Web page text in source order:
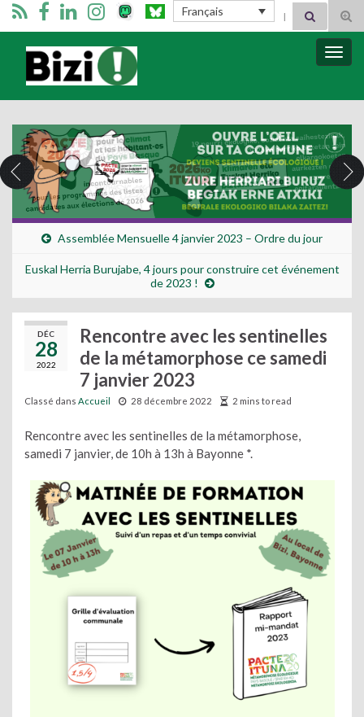
Français Search for:
Bizimugi
Assemblée Mensuelle 4 janvier 2023 – Ordre du jour
Euskal Herria Burujabe, 4 jours pour construire cet événement
de 2023 !
DÉC
28
2022
Rencontre avec les sentinelles
de la métamorphose ce samedi
7 janvier 2023
Classé dans Accueil 28 décembre 2022 2 mins to read
Rencontre avec les sentinelles de la métamorphose,
samedi 7 janvier, de 10h à 13h à Bayonne *.